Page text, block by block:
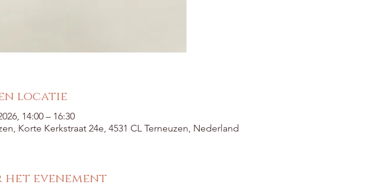
locatie
14:00 – 16:30
Korte Kerkstraat 24e, 4531 CL Terneuzen, Nederland
het evenement